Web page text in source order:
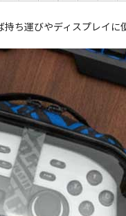
ち運びやディスプレイ